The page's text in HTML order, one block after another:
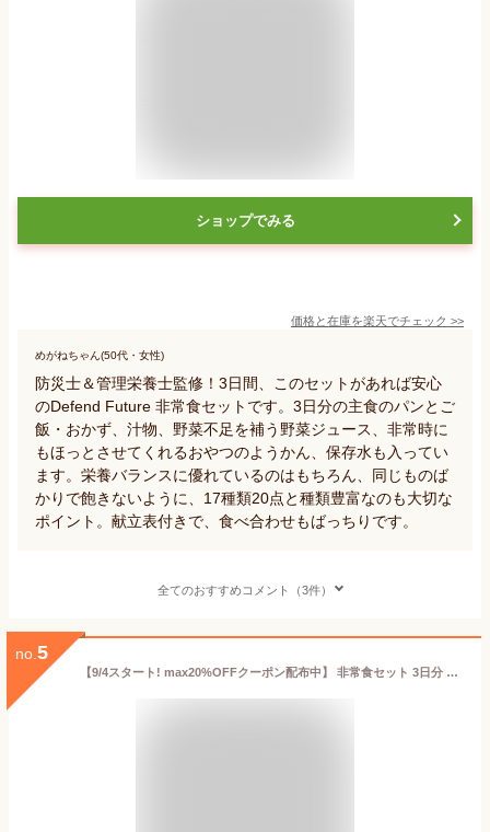
ショップでみる
価格と在庫を楽天でチェック >>
めがねちゃん(50代・女性)
防災士＆管理栄養士監修！3日間、このセットがあれば安心
のDefend Future 非常食セットです。3日分の主食のパンとご
飯・おかず、汁物、野菜不足を補う野菜ジュース、非常時に
もほっとさせてくれるおやつのようかん、保存水も入ってい
ます。栄養バランスに優れているのはもちろん、同じものば
かりで飽きないように、17種類20点と種類豊富なのも大切な
ポイント。献立表付きで、食べ合わせもばっちりです。
全てのおすすめコメント（3件）
no. 5
【9/4スタート! max20%OFFクーポン配布中】 非常食セット 3日分 7年保存 保存食 防災食 非常食 セット ご飯 ごはん パン お菓子 防災グッズ 防災用品 避難用品 避難グッズ 防災セット 長期保存 防災食セット 防災 災害食 備蓄食 備蓄品 備蓄 食料 コロ